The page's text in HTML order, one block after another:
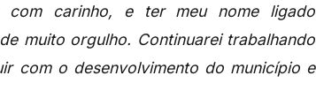
com carinho, e ter meu nome ligado
muito orgulho. Continuarei trabalhando
com o desenvolvimento do município e